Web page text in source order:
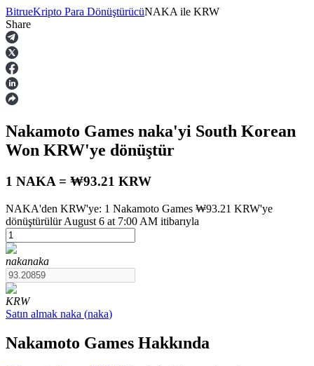
Vadeli İşlemler
USDT Vadeli İşlemleri
BitrueKripto Para DönüştürücüNAKA ile KRW
Share
Nakamoto Games naka'yi South Korean
Won KRW'ye dönüştür
1 NAKA = ₩93.21 KRW
NAKA'den KRW'ye: 1 Nakamoto Games ₩93.21 KRW'ye
dönüştürülür August 6 at 7:00 AM itibarıyla
nakanaka
KRW
Satın almak naka (naka)
Nakamoto Games Hakkında